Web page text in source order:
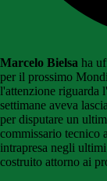
Marcelo Bielsa ha
per il prossimo
l'attenzione riguarda
settimane aveva
per disputare un
commissario tecnico
intrapresa negli
costruito attorno ai